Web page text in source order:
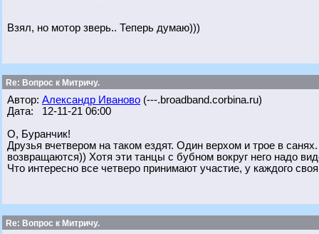
Взял, но мотор зверь.. Теперь думаю)))
Re: Вопрос к Митричу.
Автор: Александр Иваново (---.broadband.corbina.ru)
Дата: 12-11-21 06:00
О, Буранчик!
Друзья вчетвером на таком ездят. Один верхом и трое в
возвращаются)) Хотя эти танцы с бубном вокруг него надо
Что интересно все четверо принимают участие, у каждого
Re: Вопрос к Митричу.